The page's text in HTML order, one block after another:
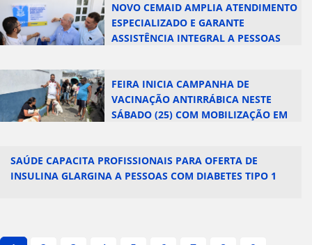
NOVO CEMAID AMPLIA ATENDIMENTO
ESPECIALIZADO E GARANTE
ASSISTÊNCIA INTEGRAL A PESSOAS
FEIRA INICIA CAMPANHA DE
VACINAÇÃO ANTIRRÁBICA NESTE
SÁBADO (25) COM MOBILIZAÇÃO EM
SAÚDE CAPACITA PROFISSIONAIS PARA OFERTA DE
INSULINA GLARGINA A PESSOAS COM DIABETES TIPO 1